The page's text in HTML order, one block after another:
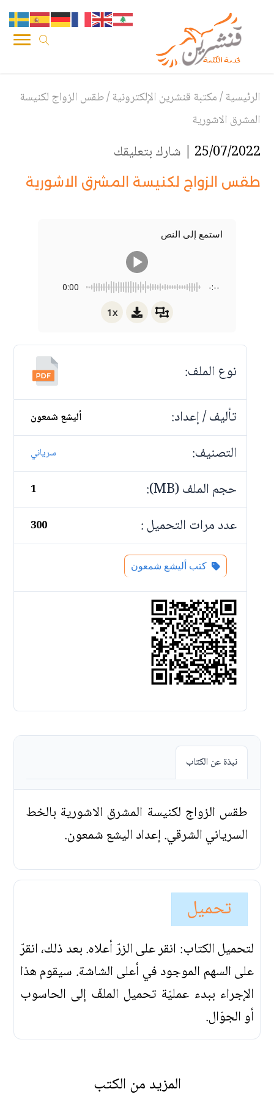
الرئيسية/مكتبة قنشرين الإلكترونية/طقس الزواج لكنيسة
المشرق الاشورية
25/07/2022 | شارك بتعليقك
طقس الزواج لكنيسة المشرق الاشورية
استمع إلى النص
0:00 -:--
1x
نوع الملف:
تأليف / إعداد:
أليشع شمعون
التصنيف: سرياني
حجم الملف (MB): 1
عدد مرات التحميل : 300
كتب أليشع شمعون
نبذة عن الكتاب
طقس الزواج لكنيسة المشرق الاشورية بالخط
السرياني الشرقي. إعداد اليشع شمعون.
تحميل
لتحميل الكتاب: انقر على الزرّ أعلاه. بعد ذلك، انقرّ
على السهم الموجود في أعلى الشاشة. سيقوم هذا
الإجراء ببدء عمليّة تحميل الملفّ إلى الحاسوب
أو الجوّال.
المزيد من الكتب